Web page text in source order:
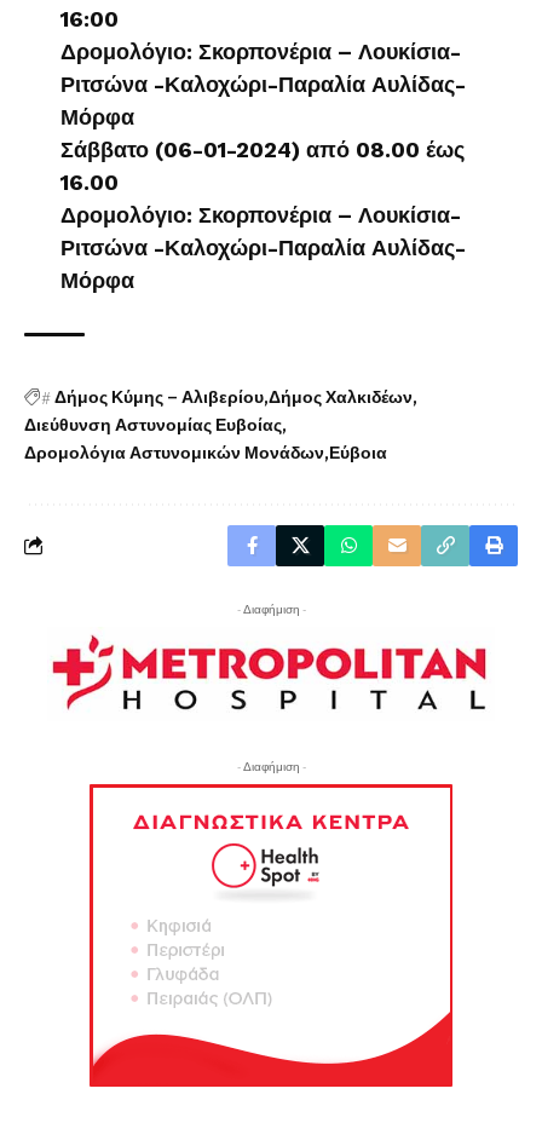
16:00
Δρομολόγιο: Σκορπονέρια – Λουκίσια-
Ριτσώνα -Καλοχώρι-Παραλία Αυλίδας-
Μόρφα
Σάββατο (06-01-2024) από 08.00 έως
16.00
Δρομολόγιο: Σκορπονέρια – Λουκίσια-
Ριτσώνα -Καλοχώρι-Παραλία Αυλίδας-
Μόρφα
#Δήμος Κύμης – Αλιβερίου Δήμος Χαλκιδέων
Διεύθυνση Αστυνομίας Ευβοίας
Δρομολόγια Αστυνομικών Μονάδων Εύβοια
- Διαφήμιση -
- Διαφήμιση -